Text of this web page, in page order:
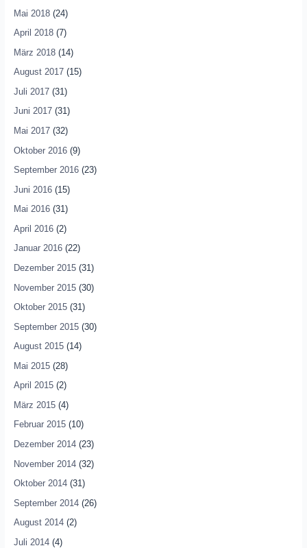
Mai 2018(24)
April 2018(7)
März 2018(14)
August 2017(15)
Juli 2017(31)
Juni 2017(31)
Mai 2017(32)
Oktober 2016(9)
September 2016(23)
Juni 2016(15)
Mai 2016(31)
April 2016(2)
Januar 2016(22)
Dezember 2015(31)
November 2015(30)
Oktober 2015(31)
September 2015(30)
August 2015(14)
Mai 2015(28)
April 2015(2)
März 2015(4)
Februar 2015(10)
Dezember 2014(23)
November 2014(32)
Oktober 2014(31)
September 2014(26)
August 2014(2)
Juli 2014(4)